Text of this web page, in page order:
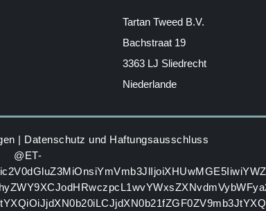
Tartan Tweed B.V.
Bachstraat 19
3363 LJ Sliedrecht
Niederlande
| Datenschutz und Haftungsausschluss
@ET-